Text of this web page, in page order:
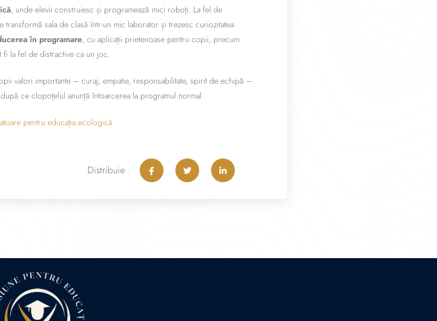
, unde elevii construiesc și programează mici roboți. La fel de
transformă sala de clasă într-un mic laborator și trezesc curiozitatea
în programare, cu aplicații prietenoase pentru copii, precum
la fel de distractive ca un joc.
valori importante – curaj, empatie, responsabilitate, spirit de echipă –
ce clopoțelul anunță întoarcerea la programul normal.
pentru educația ecologică
Distribuie :